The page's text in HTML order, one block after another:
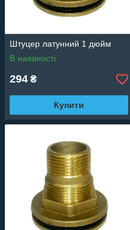
Штуцер латунний 1 дюйм
В наявності
294 ₴
Купити